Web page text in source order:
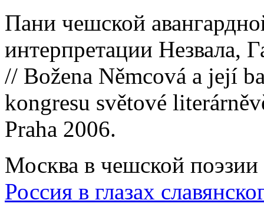
Пани чешской
интерпретации Незвала,
// Božena Němcová a její
kongresu světové
Praha 2006.
Москва в чешской
Россия в глазах